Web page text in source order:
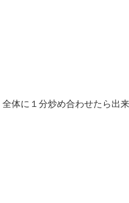
体に１分炒め合わせたら出来